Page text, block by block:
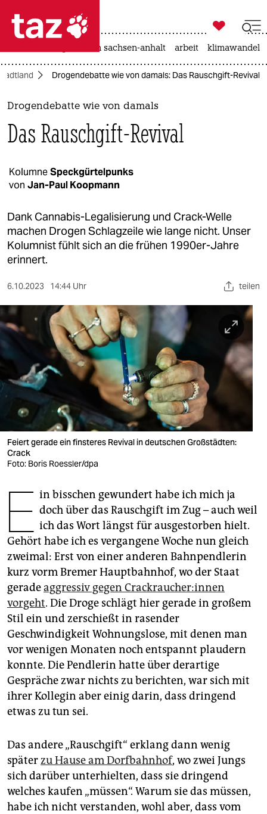
 taz zahl ich
taz zahl ich
themen
politik
gesellschaft
kultur
sport
berlin
nord
wahrheit
verlag
veranstaltungen
shop
fragen & hilfe
unterstützen
abo
genossenschaft
epaper login

taz zahl ich
landtagswahl in sachsen-anhalt arbeit klimawandel
Drogendebatte wie von damals: Das Rauschgift-Revival
Drogendebatte wie von damals
Das Rauschgift-Revival
KolumneSpeckgürtelpunks
von Jan-Paul Koopmann
Dank Cannabis-Legalisierung und Crack-Welle
machen Drogen Schlagzeile wie lange nicht. Unser
Kolumnist fühlt sich an die frühen 1990er-Jahre
erinnert.
6.10.2023 14:44 Uhr teilen
Feiert gerade ein finsteres Revival in deutschen Großstädten:
Crack
Foto: Boris Roessler/dpa
E in bisschen gewundert habe ich mich ja
doch über das Rauschgift im Zug – auch weil
ich das Wort längst für ausgestorben hielt.
Gehört habe ich es vergangene Woche nun gleich
zweimal: Erst von einer anderen Bahnpendlerin
kurz vorm Bremer Hauptbahnhof, wo der Staat
geradeaggressiv gegen Crack­rau­che­r:in­nen
vorgeht. Die Droge schlägt hier gerade in großem
Stil ein und zerschießt in rasender
Geschwindigkeit Wohnungslose, mit denen man
vor wenigen Monaten noch entspannt plaudern
konnte. Die Pendlerin hatte über derartige
Gespräche zwar nichts zu berichten, war sich mit
ihrer Kollegin aber einig darin, dass dringend
etwas zu tun sei.
Das andere „Rauschgift“ erklang dann wenig
späterzu Hause am Dorfbahnhof, wo zwei Jungs
sich darüber unterhielten, dass sie dringend
welches kaufen „müssen“. Warum sie das müssen,
habe ich nicht verstanden, wohl aber, dass vom